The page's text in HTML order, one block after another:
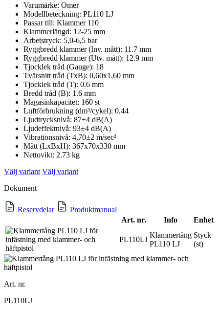
Varumärke: Omer
Modellbeteckning: PL110 LJ
Passar till: Klammer 110
Klammerlängd: 12-25 mm
Arbetstryck: 5,0-6,5 bar
Ryggbredd klammer (Inv. mått): 11.7 mm
Ryggbredd klammer (Utv. mått): 12.9 mm
Tjocklek tråd (Gauge): 18
Tvärsnitt tråd (TxB): 0,60x1,60 mm
Tjocklek tråd (T): 0.6 mm
Bredd tråd (B): 1.6 mm
Magasinkapacitet: 160 st
Luftförbrukning (dm³/cykel): 0,44
Ljudtrycksnivå: 87±4 dB(A)
Ljudeffektnivå: 93±4 dB(A)
Vibrationsnivå: 4,70±2 m/sec²
Mått (LxBxH): 367x70x330 mm
Nettovikt: 2.73 kg
Välj variant Välj variant
Dokument
Reservdelar
Produktmanual
Art. nr.
Info Enhet
PL110LJ
Klammertång
PL110 LJ
Styck
(st)
Art. nr.
PL110LJ